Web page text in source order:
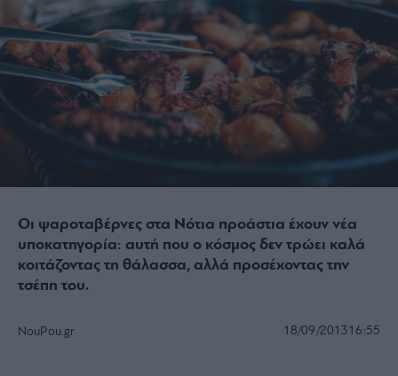
Οι ψαροταβέρνες στα Νότια προάστια έχουν νέα
υποκατηγορία: αυτή που ο κόσμος δεν τρώει καλά
κοιτάζοντας τη θάλασσα, αλλά προσέχοντας την
τσέπη του.
NouPou.gr 18/09/201316:55